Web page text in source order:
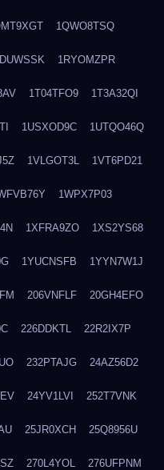
1QWO8TSQ
1RYOMZPR
1T04TFO9 1T3A32QI
1USXOD9C 1UTQO46Q
1VLGOT3L 1VT6PD21
1WPX7P03
1XFRA9ZO 1XS2YS68
1YUCNSFB 1YYN7W1J
206VNFLF 20GH4EFO
226DDKTL 22R2IX7P
232PTAJG 24AZ56D2
24YV1LVI 252T7VNK
25JR0XCH 25Q8956U
270L4YOL 276UFPNM